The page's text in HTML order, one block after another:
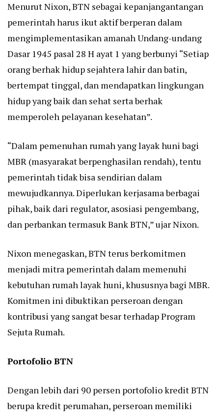
Menurut Nixon, BTN sebagai kepanjangantangan
pemerintah harus ikut aktif berperan dalam
mengimplementasikan amanah Undang-undang
Dasar 1945 pasal 28 H ayat 1 yang berbunyi “Setiap
orang berhak hidup sejahtera lahir dan batin,
bertempat tinggal, dan mendapatkan lingkungan
hidup yang baik dan sehat serta berhak
memperoleh pelayanan kesehatan”.
“Dalam pemenuhan rumah yang layak huni bagi
MBR (masyarakat berpenghasilan rendah), tentu
pemerintah tidak bisa sendirian dalam
mewujudkannya. Diperlukan kerjasama berbagai
pihak, baik dari regulator, asosiasi pengembang,
dan perbankan termasuk Bank BTN,” ujar Nixon.
Nixon menegaskan, BTN terus berkomitmen
menjadi mitra pemerintah dalam memenuhi
kebutuhan rumah layak huni, khususnya bagi MBR.
Komitmen ini dibuktikan perseroan dengan
kontribusi yang sangat besar terhadap Program
Sejuta Rumah.
Portofolio BTN
Dengan lebih dari 90 persen portofolio kredit BTN
berupa kredit perumahan, perseroan memiliki